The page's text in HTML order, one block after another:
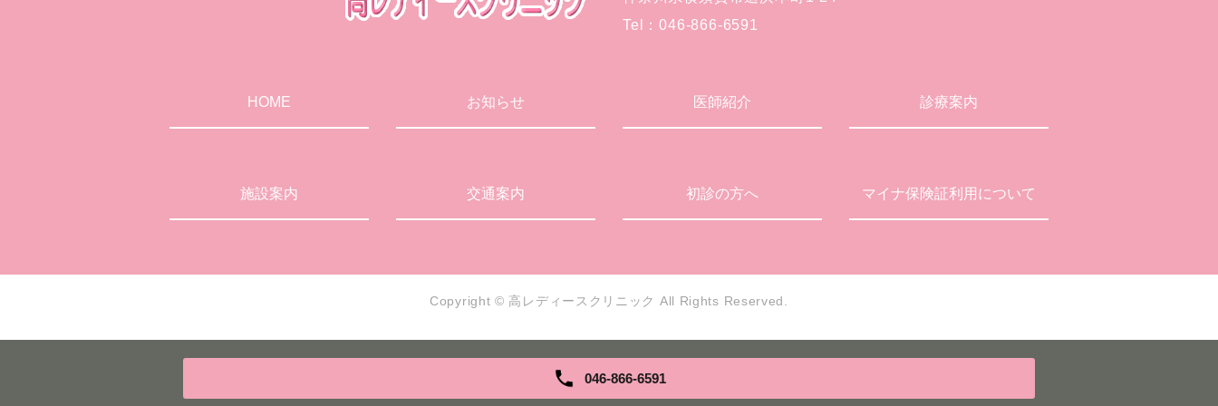
046-866-6591
Tel：046-866-6591
HOME お知らせ 医師紹介 診療案内
施設案内 交通案内 初診の方へ マイナ保険証利用について
Copyright © 高レディースクリニック All Rights Reserved.